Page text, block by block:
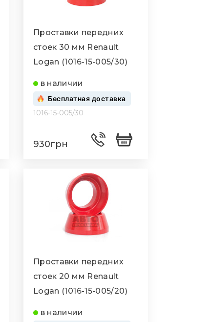
Проставки передних
стоек 30 мм Renault
Logan (1016-15-005/30)
в наличии
Бесплатная доставка
1016-15-005/30
930грн
Проставки передних
стоек 20 мм Renault
Logan (1016-15-005/20)
в наличии